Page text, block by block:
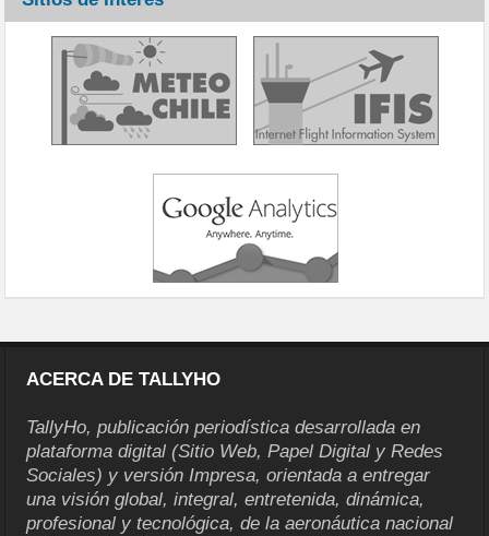
ACERCA DE TALLYHO
TallyHo, publicación periodística desarrollada en
plataforma digital (Sitio Web, Papel Digital y Redes
Sociales) y versión Impresa, orientada a entregar
una visión global, integral, entretenida, dinámica,
profesional y tecnológica, de la aeronáutica nacional